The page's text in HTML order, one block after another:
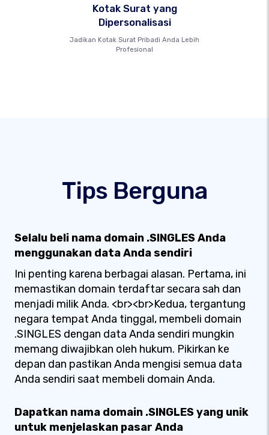
Kotak Surat yang
Dipersonalisasi
Jadikan Kotak Surat Pribadi Anda Lebih
Profesional
Tips Berguna
Selalu beli nama domain .SINGLES Anda
menggunakan data Anda sendiri
Ini penting karena berbagai alasan. Pertama, ini
memastikan domain terdaftar secara sah dan
menjadi milik Anda. <br><br>Kedua, tergantung
negara tempat Anda tinggal, membeli domain
.SINGLES dengan data Anda sendiri mungkin
memang diwajibkan oleh hukum. Pikirkan ke
depan dan pastikan Anda mengisi semua data
Anda sendiri saat membeli domain Anda.
Dapatkan nama domain .SINGLES yang unik
untuk menjelaskan pasar Anda